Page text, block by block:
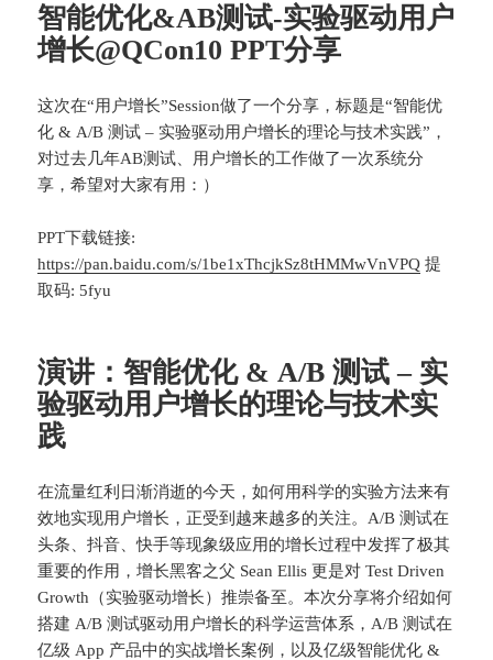
智能优化&AB测试-实验驱动用户
增长@QCon10 PPT分享
这次在“用户增长”Session做了一个分享，标题是“智能优
化 & A/B 测试 – 实验驱动用户增长的理论与技术实践”，
对过去几年AB测试、用户增长的工作做了一次系统分
享，希望对大家有用：）
PPT下载链接:
https://pan.baidu.com/s/1be1xThcjkSz8tHMMwVnVPQ 提
取码: 5fyu
演讲：智能优化 & A/B 测试 – 实
验驱动用户增长的理论与技术实
践
在流量红利日渐消逝的今天，如何用科学的实验方法来有
效地实现用户增长，正受到越来越多的关注。A/B 测试在
头条、抖音、快手等现象级应用的增长过程中发挥了极其
重要的作用，增长黑客之父 Sean Ellis 更是对 Test Driven
Growth（实验驱动增长）推崇备至。本次分享将介绍如何
搭建 A/B 测试驱动用户增长的科学运营体系，A/B 测试在
亿级 App 产品中的实战增长案例，以及亿级智能优化 &